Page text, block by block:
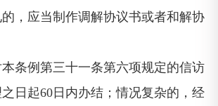
，应当制作调解协议书或者和解协
条例第三十一条第六项规定的信访
日起60日内办结；情况复杂的，经